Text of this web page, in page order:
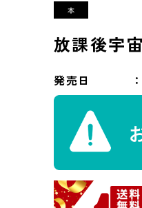
放課後宇
発売日